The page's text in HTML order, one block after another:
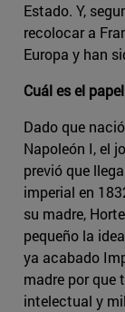
Estado. Y,
recolocar a
Europa y han
Cuál es el
Dado que
Napoleón I, el
previó que
imperial en
su madre,
pequeño la
ya acabado
madre por que
intelectual y